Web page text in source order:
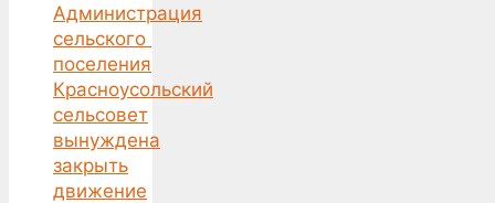
Администрация
сельского
поселения
Красноусольский
сельсовет
вынуждена
закрыть
движение